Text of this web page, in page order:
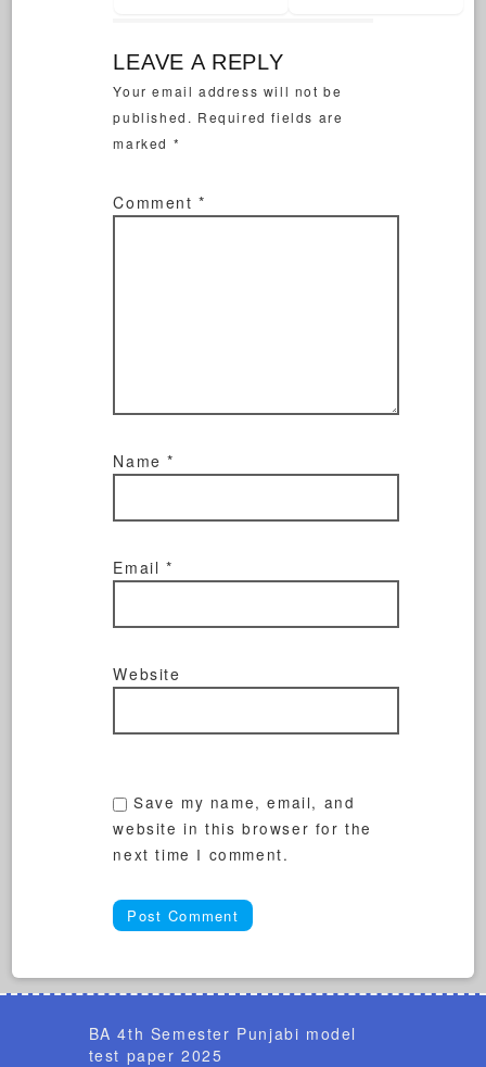
LEAVE A REPLY
Your email address will not be
published. Required fields are
marked *
Comment*
Name*
Email*
Website
Save my name, email, and
website in this browser for the
next time I comment.
BA 4th Semester Punjabi model
test paper 2025